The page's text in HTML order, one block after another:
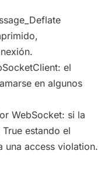
el
en algunos
WebSocket: si la
estando el
una access violation.